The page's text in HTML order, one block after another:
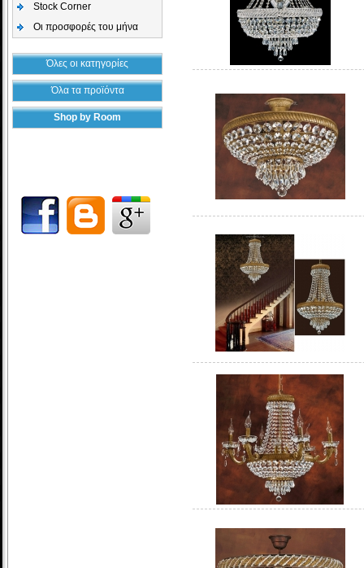
Stock Corner
Οι προσφορές του μήνα
Όλες οι κατηγορίες
Όλα τα προϊόντα
Shop by Room